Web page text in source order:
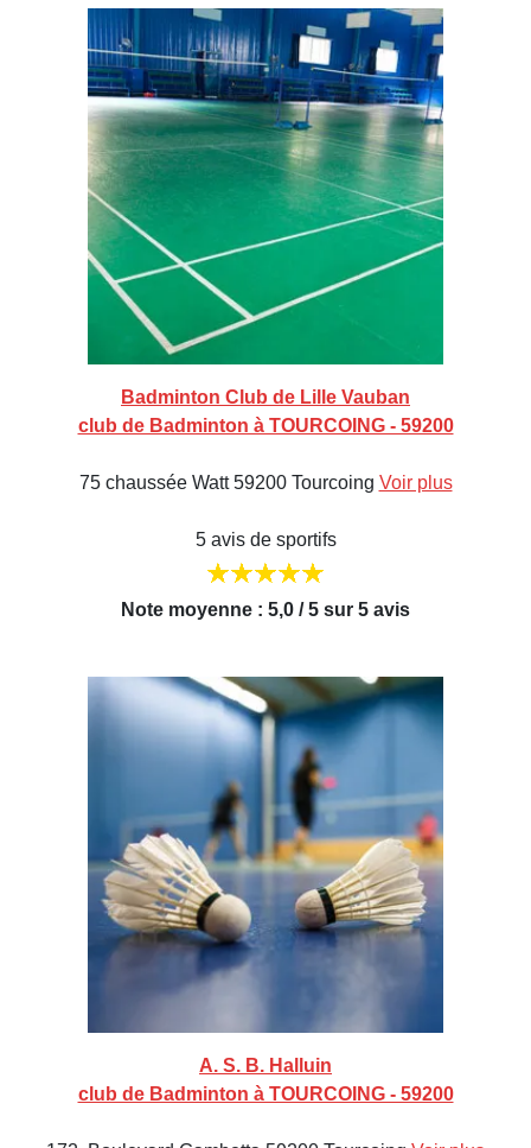
Badminton Club de Lille Vauban
club de Badminton à TOURCOING - 59200
75 chaussée Watt 59200 Tourcoing Voir plus
5 avis de sportifs
Note moyenne : 5,0 / 5 sur 5 avis
A. S. B. Halluin
club de Badminton à TOURCOING - 59200